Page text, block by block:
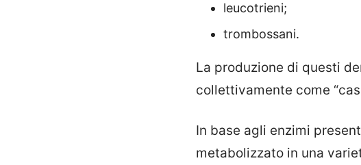
leucotrieni;
trombossani.
La produzione di questi
collettivamente come
In base agli enzimi
metabolizzato in una